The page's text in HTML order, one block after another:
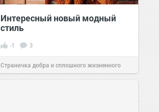
Интересный новый модный
стиль
-1 3
Страничка добра и сплошного жизненного